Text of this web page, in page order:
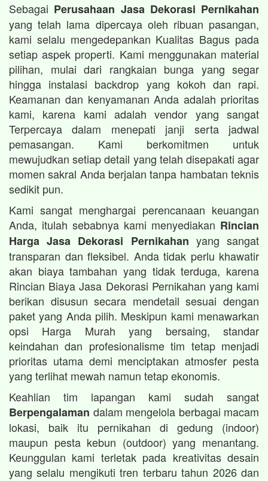
Sebagai Perusahaan Jasa Dekorasi Pernikahan
yang telah lama dipercaya oleh ribuan pasangan,
kami selalu mengedepankan Kualitas Bagus pada
setiap aspek properti. Kami menggunakan material
pilihan, mulai dari rangkaian bunga yang segar
hingga instalasi backdrop yang kokoh dan rapi.
Keamanan dan kenyamanan Anda adalah prioritas
kami, karena kami adalah vendor yang sangat
Terpercaya dalam menepati janji serta jadwal
pemasangan. Kami berkomitmen untuk
mewujudkan setiap detail yang telah disepakati agar
momen sakral Anda berjalan tanpa hambatan teknis
sedikit pun.
Kami sangat menghargai perencanaan keuangan
Anda, itulah sebabnya kami menyediakan Rincian
Harga Jasa Dekorasi Pernikahan yang sangat
transparan dan fleksibel. Anda tidak perlu khawatir
akan biaya tambahan yang tidak terduga, karena
Rincian Biaya Jasa Dekorasi Pernikahan yang kami
berikan disusun secara mendetail sesuai dengan
paket yang Anda pilih. Meskipun kami menawarkan
opsi Harga Murah yang bersaing, standar
keindahan dan profesionalisme tim tetap menjadi
prioritas utama demi menciptakan atmosfer pesta
yang terlihat mewah namun tetap ekonomis.
Keahlian tim lapangan kami sudah sangat
Berpengalaman dalam mengelola berbagai macam
lokasi, baik itu pernikahan di gedung (indoor)
maupun pesta kebun (outdoor) yang menantang.
Keunggulan kami terletak pada kreativitas desain
yang selalu mengikuti tren terbaru tahun 2026 dan